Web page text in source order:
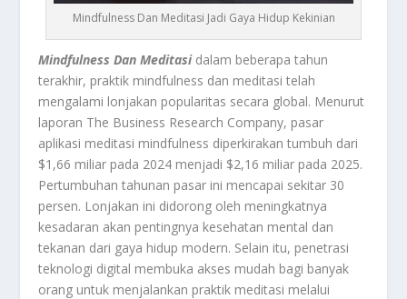
Mindfulness Dan Meditasi Jadi Gaya Hidup Kekinian
Mindfulness Dan Meditasi dalam beberapa tahun
terakhir, praktik mindfulness dan meditasi telah
mengalami lonjakan popularitas secara global. Menurut
laporan The Business Research Company, pasar
aplikasi meditasi mindfulness diperkirakan tumbuh dari
$1,66 miliar pada 2024 menjadi $2,16 miliar pada 2025.
Pertumbuhan tahunan pasar ini mencapai sekitar 30
persen. Lonjakan ini didorong oleh meningkatnya
kesadaran akan pentingnya kesehatan mental dan
tekanan dari gaya hidup modern. Selain itu, penetrasi
teknologi digital membuka akses mudah bagi banyak
orang untuk menjalankan praktik meditasi melalui